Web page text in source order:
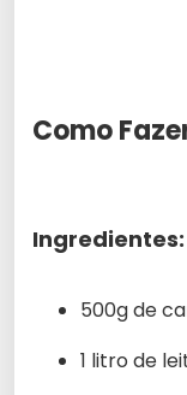
Como
Ingredientes:
500g de
1 litro de